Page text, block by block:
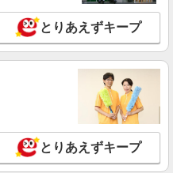
最寄駅】阿武隈急行「福島学
詳細を見る
ディカルケア事業部/仙台オフィ
格あり or 経験者
とりあえずキープ
とりあえずキープ